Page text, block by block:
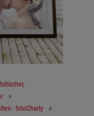
- fotoCharly